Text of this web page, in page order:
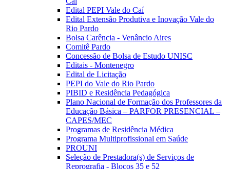
Edital PEPI Vale do Caí
Edital Extensão Produtiva e Inovação Vale do
Rio Pardo
Bolsa Carência - Venâncio Aires
Comitê Pardo
Concessão de Bolsa de Estudo UNISC
Editais - Montenegro
Edital de Licitação
PEPI do Vale do Rio Pardo
PIBID e Residência Pedagógica
Plano Nacional de Formação dos Professores da
Educação Básica – PARFOR PRESENCIAL –
CAPES/MEC
Programas de Residência Médica
Programa Multiprofissional em Saúde
PROUNI
Seleção de Prestadora(s) de Serviços de
Reprografia - Blocos 35 e 52